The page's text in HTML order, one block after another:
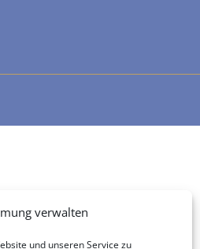
verwalten
und unseren Service zu